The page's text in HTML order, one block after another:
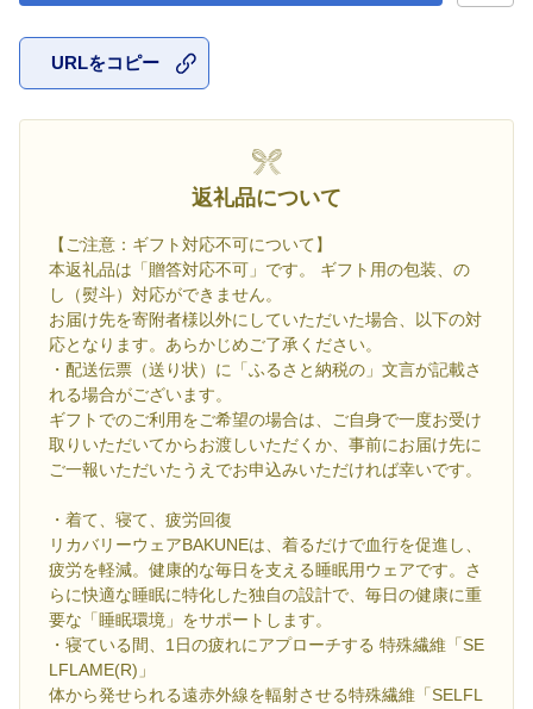
URLをコピー
返礼品について
【ご注意：ギフト対応不可について】
本返礼品は「贈答対応不可」です。 ギフト用の包装、の
し（熨斗）対応ができません。
お届け先を寄附者様以外にしていただいた場合、以下の対
応となります。あらかじめご了承ください。
・配送伝票（送り状）に「ふるさと納税の」文言が記載さ
れる場合がございます。
ギフトでのご利用をご希望の場合は、ご自身で一度お受け
取りいただいてからお渡しいただくか、事前にお届け先に
ご一報いただいたうえでお申込みいただければ幸いです。
・着て、寝て、疲労回復
リカバリーウェアBAKUNEは、着るだけで血行を促進し、
疲労を軽減。健康的な毎日を支える睡眠用ウェアです。さ
らに快適な睡眠に特化した独自の設計で、毎日の健康に重
要な「睡眠環境」をサポートします。
・寝ている間、1日の疲れにアプローチする 特殊繊維「SE
LFLAME(R)」
体から発せられる遠赤外線を輻射させる特殊繊維「SELFL